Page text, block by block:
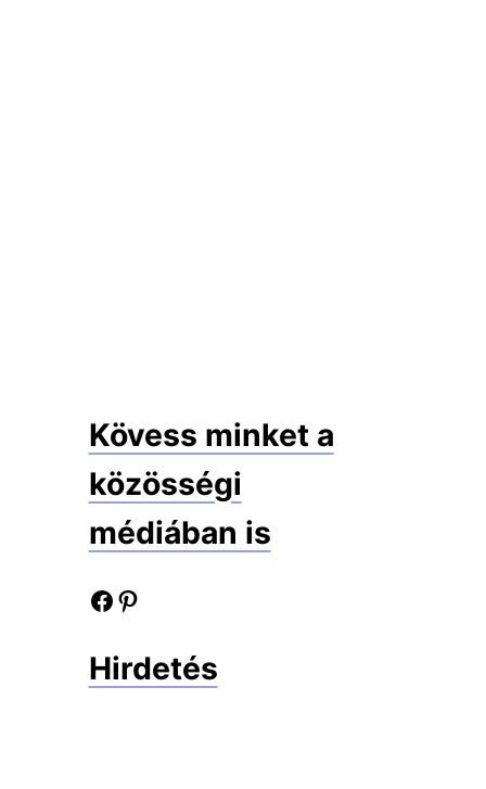
Kövess minket a
közösségi
médiában is
Facebook oldalunk Pinterest oldalunk
Hirdetés